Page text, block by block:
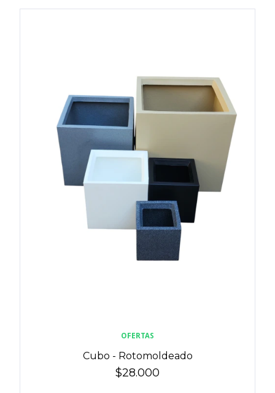
OFERTAS
Cubo - Rotomoldeado
$28.000